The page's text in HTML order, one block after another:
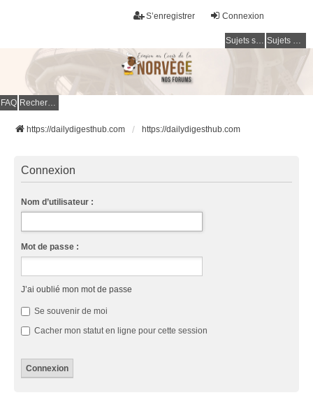
Connexion
S’enregistrer
Sujets sans réponse Sujets actifs
FAQ Rechercher
https://dailydigesthub.com https://dailydigesthub.com
Connexion
Nom d’utilisateur :
Mot de passe :
J’ai oublié mon mot de passe
Se souvenir de moi
Cacher mon statut en ligne pour cette session